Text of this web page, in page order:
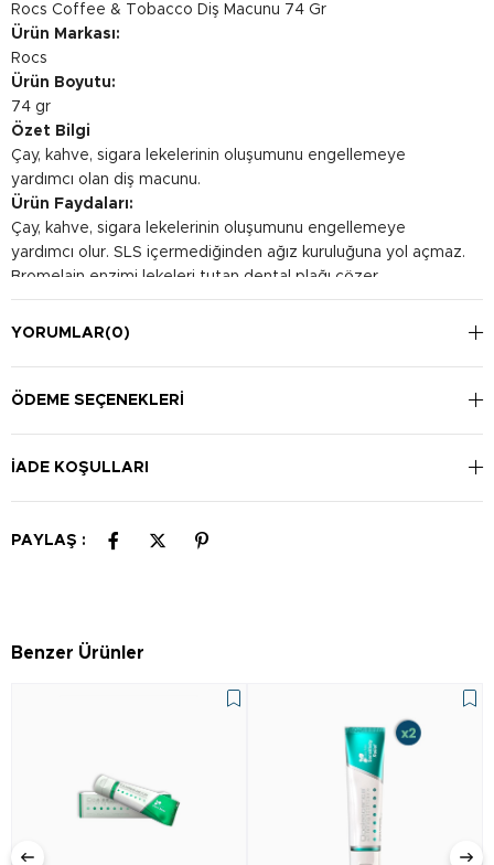
Rocs Coffee & Tobacco Diş Macunu 74 Gr
Ürün Markası:
Rocs
Ürün Boyutu:
74 gr
Özet Bilgi
Çay, kahve, sigara lekelerinin oluşumunu engellemeye
yardımcı olan diş macunu.
Ürün Faydaları:
Çay, kahve, sigara lekelerinin oluşumunu engellemeye
yardımcı olur. SLS içermediğinden ağız kuruluğuna yol açmaz.
Bromelain enzimi lekeleri tutan dental plağı çözer.
Kullanım Şekli:
Diş macununu fırçanıza bezelye büyüklüğünde sıkarak
kez kullanılması tavsiye edilir.
YORUMLAR(0)
ÖDEME SEÇENEKLERI
İADE KOŞULLARI
PAYLAŞ :
Benzer Ürünler